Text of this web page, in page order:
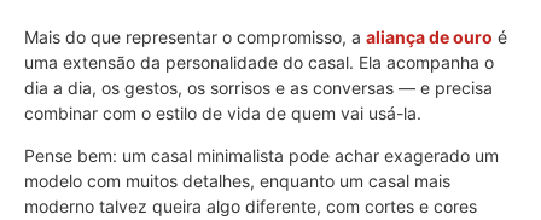
Mais do que representar o compromisso, a aliança de ouro é
uma extensão da personalidade do casal. Ela acompanha o
dia a dia, os gestos, os sorrisos e as conversas — e precisa
combinar com o estilo de vida de quem vai usá-la.
Pense bem: um casal minimalista pode achar exagerado um
modelo com muitos detalhes, enquanto um casal mais
moderno talvez queira algo diferente, com cortes e cores